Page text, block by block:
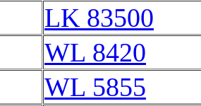
LK 83500
WL 8420
WL 5855